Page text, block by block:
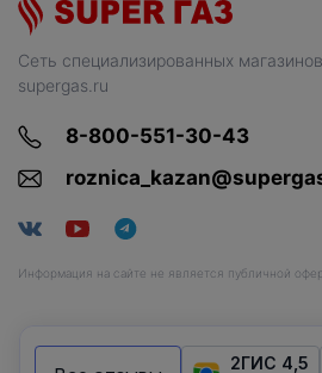
Сеть специализированных
supergas.ru
8-800-551-30-43
Информация на сайте не является публичной